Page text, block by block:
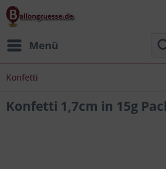
Menü
Konfetti
Konfetti 1,7cm in 15g